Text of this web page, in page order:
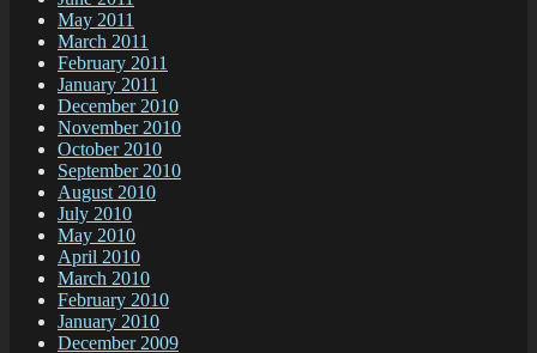
May 2011
March 2011
February 2011
January 2011
December 2010
November 2010
October 2010
September 2010
August 2010
July 2010
May 2010
April 2010
March 2010
February 2010
January 2010
December 2009